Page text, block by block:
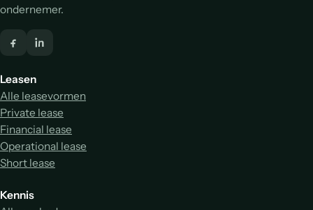
ondernemer.
Leasen
Alle leasevormen
Private lease
Financial lease
Operational lease
Short lease
Kennis